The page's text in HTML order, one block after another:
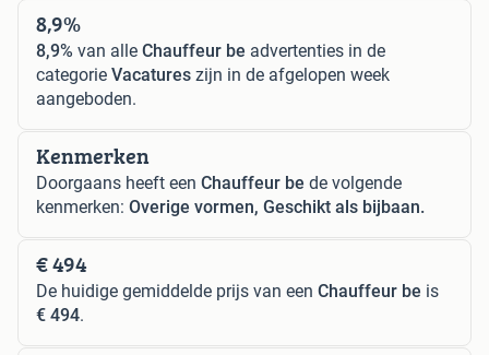
8,9%
8,9% van alle Chauffeur be advertenties in de
categorie Vacatures zijn in de afgelopen week
aangeboden.
Kenmerken
Doorgaans heeft een Chauffeur be de volgende
kenmerken: Overige vormen, Geschikt als bijbaan.
€ 494
De huidige gemiddelde prijs van een Chauffeur be is
€ 494.